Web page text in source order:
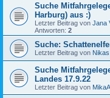
Suche
Harburg) aus :)
Letzter Beitrag von Jana
Antworten: 2
Suche:
Letzter Beitrag von
Suche
Landes 17.9.22
Letzter Beitrag von